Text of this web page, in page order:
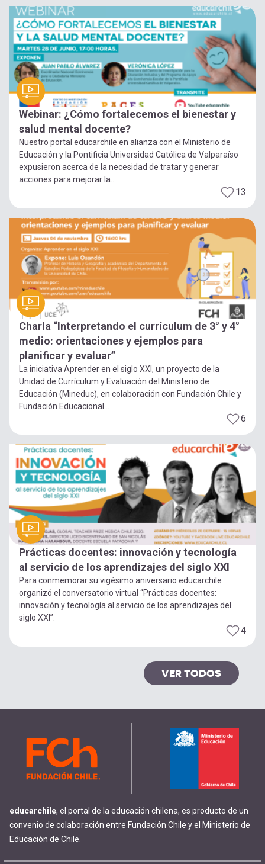
Webinar: ¿Cómo fortalecemos el bienestar y
salud mental docente?
Nuestro portal educarchile en alianza con el Ministerio de
Educación y la Pontificia Universidad Católica de Valparaíso
expusieron acerca de la necesidad de tratar y generar
acciones para mejorar la...
13
Charla “Interpretando el currículum de 3° y 4°
medio: orientaciones y ejemplos para
planificar y evaluar”
La iniciativa Aprender en el siglo XXI, un proyecto de la
Unidad de Currículum y Evaluación del Ministerio de
Educación (Mineduc), en colaboración con Fundación Chile y
Fundación Educacional...
6
Prácticas docentes: innovación y tecnología
al servicio de los aprendizajes del siglo XXI
Para conmemorar su vigésimo aniversario educarchile
organizó el conversatorio virtual “Prácticas docentes:
innovación y tecnología al servicio de los aprendizajes del
siglo XXI”.
4
VER TODOS
educarchile, el portal de la educación chilena, es producto de un
convenio de colaboración entre Fundación Chile y el Ministerio de
Educación de Chile.